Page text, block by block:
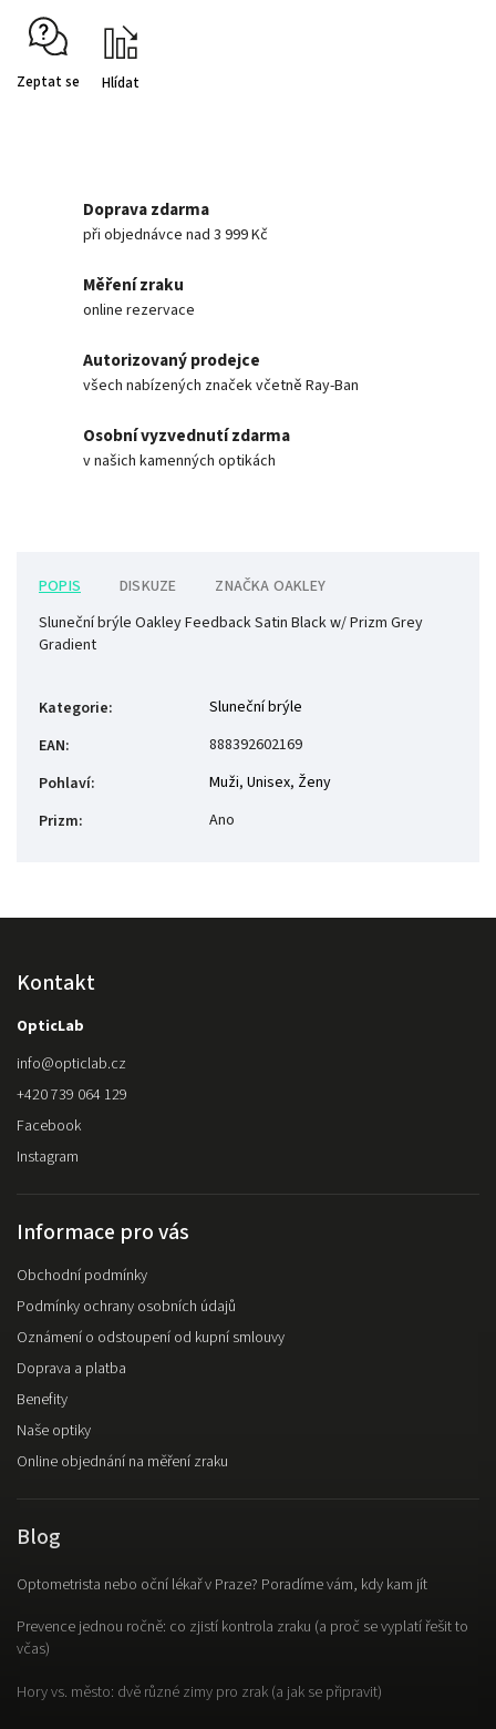
Zeptat se Hlídat
Doprava zdarma
při objednávce nad 3 999 Kč
Měření zraku
online rezervace
Autorizovaný prodejce
všech nabízených značek včetně Ray-Ban
Osobní vyzvednutí zdarma
v našich kamenných optikách
POPIS DISKUZE ZNAČKA OAKLEY
Sluneční brýle Oakley Feedback Satin Black w/ Prizm Grey
Gradient
Kategorie:
Sluneční brýle
EAN:
888392602169
Pohlaví: Muži, Unisex, Ženy
Prizm: Ano
Kontakt
OpticLab
info@opticlab.cz
+420 739 064 129
Facebook
Instagram
Informace pro vás
Obchodní podmínky
Podmínky ochrany osobních údajů
Oznámení o odstoupení od kupní smlouvy
Doprava a platba
Benefity
Naše optiky
Online objednání na měření zraku
Blog
Optometrista nebo oční lékař v Praze? Poradíme vám, kdy kam jít
Prevence jednou ročně: co zjistí kontrola zraku (a proč se vyplatí řešit to
včas)
Hory vs. město: dvě různé zimy pro zrak (a jak se připravit)